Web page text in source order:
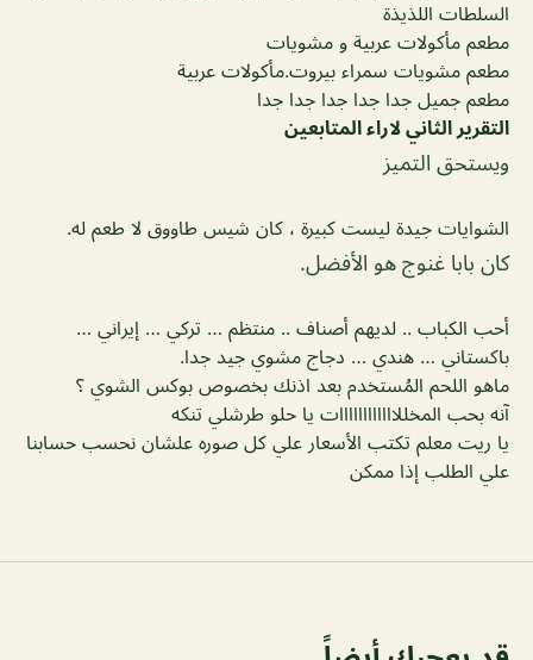
السلطات اللذيذة
مطعم مأكولات عربية و مشويات
مطعم مشويات سمراء بيروت.مأكولات عربية
مطعم جميل جدا جدا جدا جدا جدا
التقرير الثاني لاراء المتابعين
ويستحق التميز
الشوايات جيدة ليست كبيرة ، كان شيس طاووق لا طعم له.
كان بابا غنوج هو الأفضل.
أحب الكباب .. لديهم أصناف .. منتظم … تركي … إيراني …
باكستاني … هندي … دجاج مشوي جيد جدا.
ماهو اللحم المُستخدم بعد اذنك بخصوص بوكس الشوي ؟
آنه بحب المخللاااااااااااات يا حلو طرشلي تنكه
يا ريت معلم تكتب الأسعار علي كل صوره علشان نحسب حسابنا
علي الطلب إذا ممكن